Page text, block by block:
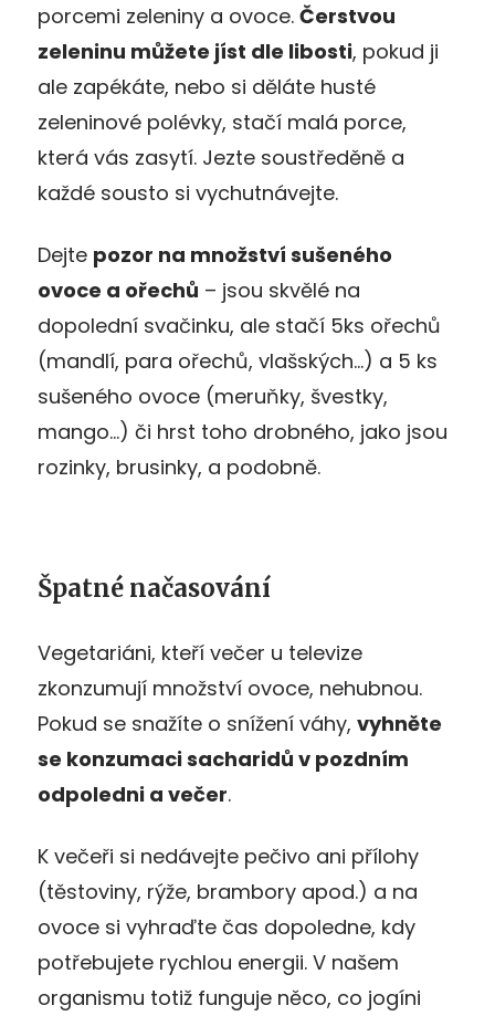
porcemi zeleniny a ovoce. Čerstvou
zeleninu můžete jíst dle libosti, pokud ji
ale zapékáte, nebo si děláte husté
zeleninové polévky, stačí malá porce,
která vás zasytí. Jezte soustředěně a
každé sousto si vychutnávejte.
Dejte pozor na množství sušeného
ovoce a ořechů – jsou skvělé na
dopolední svačinku, ale stačí 5ks ořechů
(mandlí, para ořechů, vlašských…) a 5 ks
sušeného ovoce (meruňky, švestky,
mango…) či hrst toho drobného, jako jsou
rozinky, brusinky, a podobně.
Špatné načasování
Vegetariáni, kteří večer u televize
zkonzumují množství ovoce, nehubnou.
Pokud se snažíte o snížení váhy, vyhněte
se konzumaci sacharidů v pozdním
odpoledni a večer.
K večeři si nedávejte pečivo ani přílohy
(těstoviny, rýže, brambory apod.) a na
ovoce si vyhraďte čas dopoledne, kdy
potřebujete rychlou energii. V našem
organismu totiž funguje něco, co jogíni